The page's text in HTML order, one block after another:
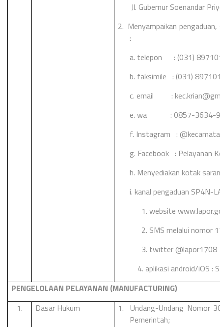
Jl. Gubernur Soenandar
2. Menyampaikan
:
a. telepon : (031)
b. faksimile : (031)
c. email :
e. wa : 0857-3634-
f. Instagram :
g. Facebook : Pelayanan
h. Menyediakan kotak
i. kanal pengaduan SP4N-
1. website
2. SMS melalui nomor
3. twitter @lapor1708
4. aplikasi android/iOS :
PENGELOLAAN PELAYANAN (MANUFACTURING)
1.
Dasar Hukum 1.
Undang-Undang Nomor
Pemerintah;